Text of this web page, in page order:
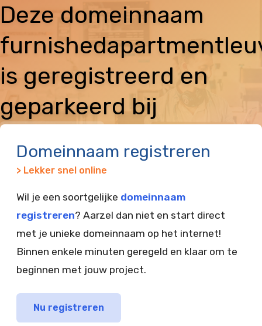
Deze domeinnaam
is geregistreerd en
geparkeerd bij
Domeinnaam registreren
> Lekker snel online
Wil je een soortgelijke domeinnaam
registreren? Aarzel dan niet en start direct
met je unieke domeinnaam op het internet!
Binnen enkele minuten geregeld en klaar om te
beginnen met jouw project.
Nu registreren